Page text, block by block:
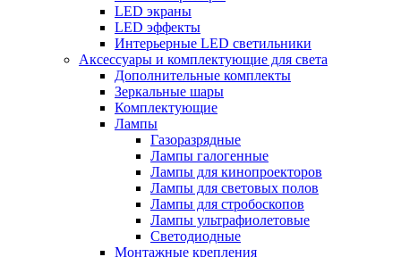
LED экраны
LED эффекты
Интерьерные LED светильники
Аксессуары и комплектующие для света
Дополнительные комплекты
Зеркальные шары
Комплектующие
Лампы
Газоразрядные
Лампы галогенные
Лампы для кинопроекторов
Лампы для световых полов
Лампы для стробоскопов
Лампы ультрафиолетовые
Светодиодные
Монтажные крепления